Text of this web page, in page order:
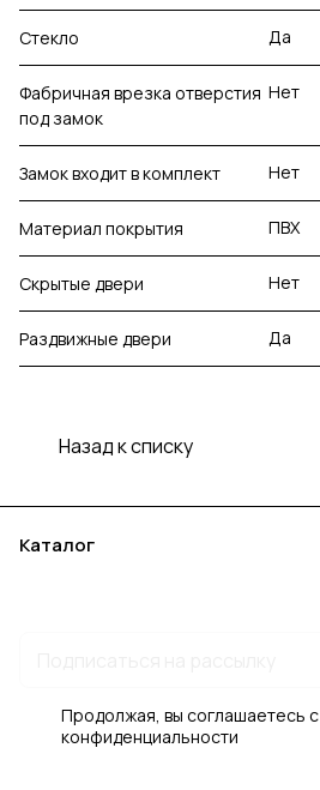
Стекло Да
Фабричная врезка отверстия
под замок
Нет
Замок входит в комплект Нет
Материал покрытия ПВХ
Скрытые двери Нет
Раздвижные двери Да
Назад к списку
Каталог
Продолжая, вы соглашаетесь с
конфиденциальности